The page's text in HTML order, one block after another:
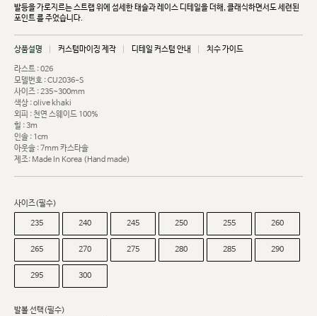
발등을 가로지르는 스트랩 위에 섬세한 태슬과 레이스 디테일을 더해, 클래식하면서도 세련된
포인트를 주었습니다.
상품설명 커스텀마이징 제작 디테일 커스텀 안내 치수 가이드
라스트 : 026
모델번호 : CU2036-S
사이즈 : 235~300mm
색상 : olive khaki
외피 : 천연 스웨이드 100%
힐 : 3m
인솔 : 1cm
아웃솔 : 7mm 카스타솔
제조: Made In Korea (Hand made)
사이즈(필수)
235 240 245 250 255 260
265 270 275 280 285 290
295 300
발볼 선택(필수)